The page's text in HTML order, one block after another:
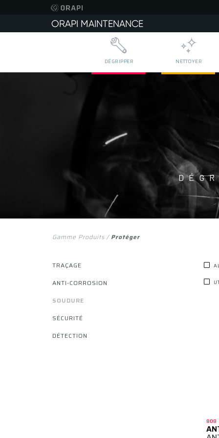
DÉGRIPPER NETTOYER
Gamme Produits / Protéger
TRAÇAGE
ANTI-CORROSION
SOUDURE
SÉCURITÉ
DÉTECTION
808